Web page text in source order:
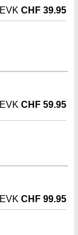
EVK CHF 39.95
EVK CHF 59.95
EVK CHF 99.95